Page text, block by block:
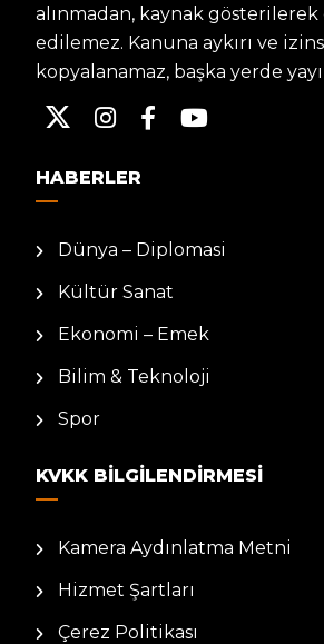
alınmadan, kaynak
edilemez. Kanuna aykırı ve
kopyalanamaz, başka yerde
HABERLER
Dünya – Diplomasi
Kültür Sanat
Ekonomi – Emek
Bilim & Teknoloji
Spor
KVKK BILGILENDIRMESI
Kamera Aydınlatma Metni
Hizmet Şartları
Çerez Politikası